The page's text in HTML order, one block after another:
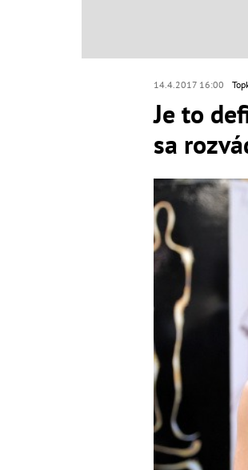
14.4.2017 16:00
Je to
sa